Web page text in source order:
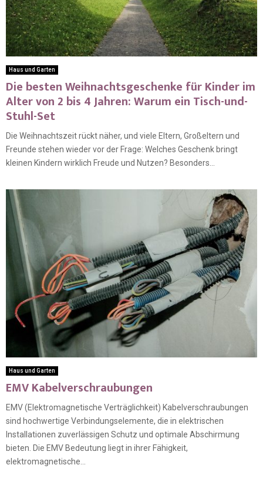
Haus und Garten
Die besten Weihnachtsgeschenke für Kinder im
Alter von 2 bis 4 Jahren: Warum ein Tisch-und-
Stuhl-Set
Die Weihnachtszeit rückt näher, und viele Eltern, Großeltern und
Freunde stehen wieder vor der Frage: Welches Geschenk bringt
kleinen Kindern wirklich Freude und Nutzen? Besonders...
Haus und Garten
EMV Kabelverschraubungen
EMV (Elektromagnetische Verträglichkeit) Kabelverschraubungen
sind hochwertige Verbindungselemente, die in elektrischen
Installationen zuverlässigen Schutz und optimale Abschirmung
bieten. Die EMV Bedeutung liegt in ihrer Fähigkeit,
elektromagnetische...